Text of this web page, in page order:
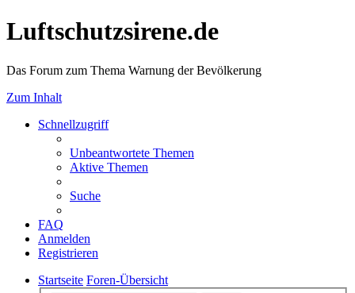
Luftschutzsirene.de
Das Forum zum Thema Warnung der Bevölkerung
Zum Inhalt
Schnellzugriff
Unbeantwortete Themen
Aktive Themen
Suche
FAQ
Anmelden
Registrieren
Startseite Foren-Übersicht